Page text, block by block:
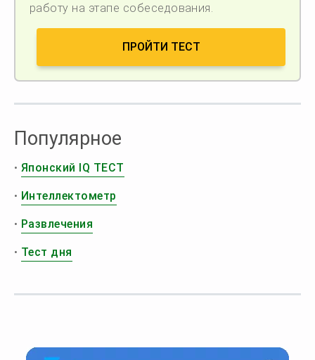
работу на этапе собеседования.
ПРОЙТИ ТЕСТ
Популярное
• Японский IQ ТЕСТ
• Интеллектометр
• Развлечения
• Тест дня